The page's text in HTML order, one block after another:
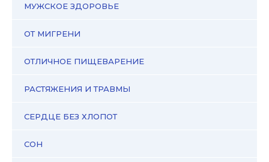
МУЖСКОЕ ЗДОРОВЬЕ
ОТ МИГРЕНИ
ОТЛИЧНОЕ ПИЩЕВАРЕНИЕ
РАСТЯЖЕНИЯ И ТРАВМЫ
СЕРДЦЕ БЕЗ ХЛОПОТ
СОН